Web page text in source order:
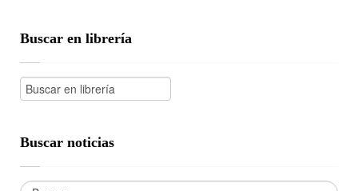
Buscar en librería
Buscar noticias